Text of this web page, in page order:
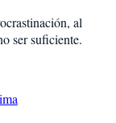
al
ser suficiente.